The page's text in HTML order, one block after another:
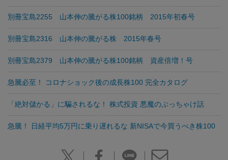
別冊宝島2255 山本伸の騰がる株100銘柄 2015年初春号
別冊宝島2316 山本伸の騰がる株 2015年春号
別冊宝島2379 山本伸の騰がる株100銘柄 資産倍増！号
急騰必至！ コロナショック後の成長株100 完全カタログ
「絶対儲かる」に騙されるな！ 株式投資 悪魔のぶっちゃけ話
急騰！ 日経平均5万円に乗り遅れるな 新NISAで今買うべき株100